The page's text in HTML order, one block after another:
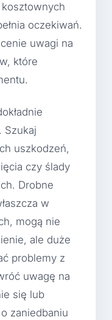
oczekiwań.
uwagi na
które
Szukaj
uszkodzeń,
czy ślady
Drobne
w
mogą nie
ale duże
problemy z
uwagę na
się lub
zaniedbaniu